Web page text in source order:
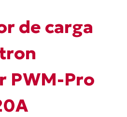
de carga
PWM-Pro